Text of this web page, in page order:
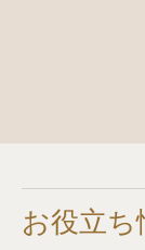
お役立ち